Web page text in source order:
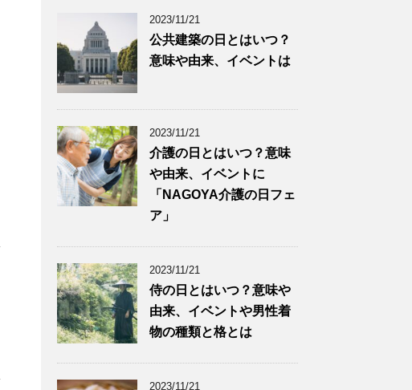
2023/11/21
公共建築の日とはいつ？
意味や由来、イベントは
2023/11/21
介護の日とはいつ？意味
や由来、イベントに
「NAGOYA介護の日フェ
ア」
2023/11/21
侍の日とはいつ？意味や
由来、イベントや男性着
物の種類と格とは
2023/11/21